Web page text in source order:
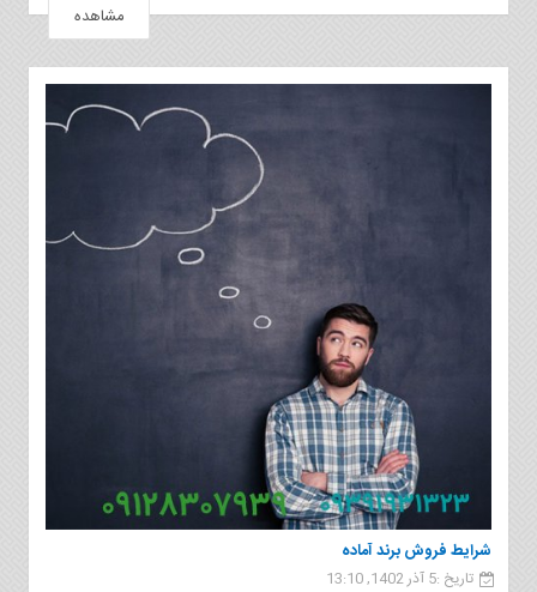
مشاهده
شرایط فروش برند آماده
تاریخ :5 آذر 1402, 13:10